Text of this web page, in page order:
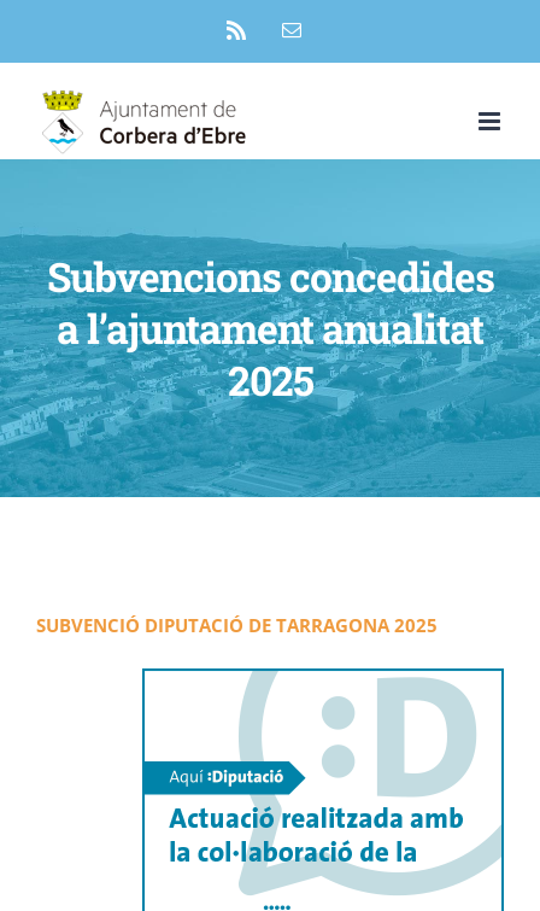
to
content
Email:
Subvencions concedides
a l’ajuntament anualitat
2025
SUBVENCIÓ DIPUTACIÓ DE TARRAGONA 2025